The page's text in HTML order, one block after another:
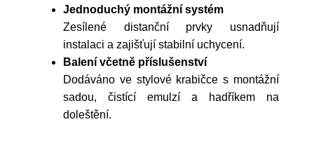
Jednoduchý montážní systém
Zesílené distanční prvky usnadňují
instalaci a zajišťují stabilní uchycení.
Balení včetně příslušenství
Dodáváno ve stylové krabičce s montážní
sadou, čistící emulzí a hadříkem na
doleštění.